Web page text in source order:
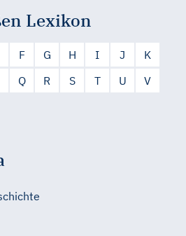
Lexikon
F G H I J
K
Q R S T U
V